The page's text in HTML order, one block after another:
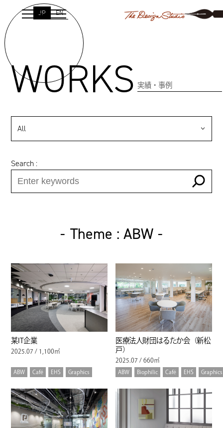
JP EN
WORKS 実績・事例
All
Search :
Theme : ABW
某IT企業
2025.07 / 1,100㎡
ABW Café EHS Graphics
医療法人財団はるたか会（新松
戸）
2025.07 / 660㎡
ABW Biophilic Café EHS Graphics